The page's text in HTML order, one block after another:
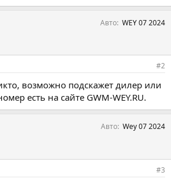
Авто WEY 07 2024
#2
возможно подскажет дилер или
есть на сайте GWM-WEY.RU.
Авто Wey 07 2024
#3